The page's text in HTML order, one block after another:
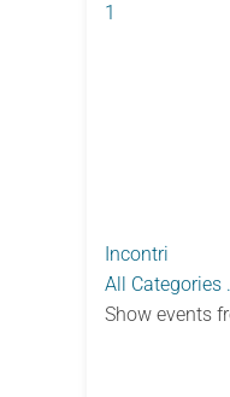
1
Incontri
All Categories
Show events